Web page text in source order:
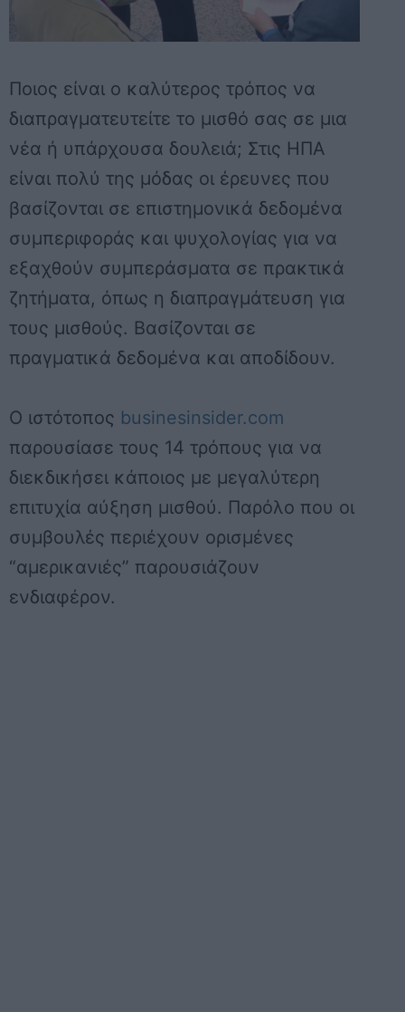
Ποιος είναι ο καλύτερος τρόπος να
διαπραγματευτείτε το μισθό σας σε μια
νέα ή υπάρχουσα δουλειά; Στις ΗΠΑ
είναι πολύ της μόδας οι έρευνες που
βασίζονται σε επιστημονικά δεδομένα
συμπεριφοράς και ψυχολογίας για να
εξαχθούν συμπεράσματα σε πρακτικά
ζητήματα, όπως η διαπραγμάτευση για
τους μισθούς. Βασίζονται σε
πραγματικά δεδομένα και αποδίδουν.
Ο ιστότοπος businesinsider.com
παρουσίασε τους 14 τρόπους για να
διεκδικήσει κάποιος με μεγαλύτερη
επιτυχία αύξηση μισθού. Παρόλο που οι
συμβουλές περιέχουν ορισμένες
“αμερικανιές” παρουσιάζουν
ενδιαφέρον.